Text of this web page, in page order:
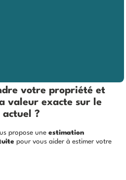
votre propriété et
valeur exacte sur le
?
propose uneestimation
pour vous aider à estimer votre